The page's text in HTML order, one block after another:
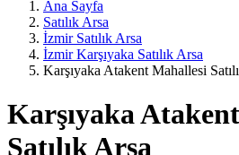
Ana Sayfa
Satılık Arsa
İzmir Satılık Arsa
İzmir Karşıyaka Satılık Arsa
Karşıyaka Atakent Mahallesi
Karşıyaka
Satılık Arsa